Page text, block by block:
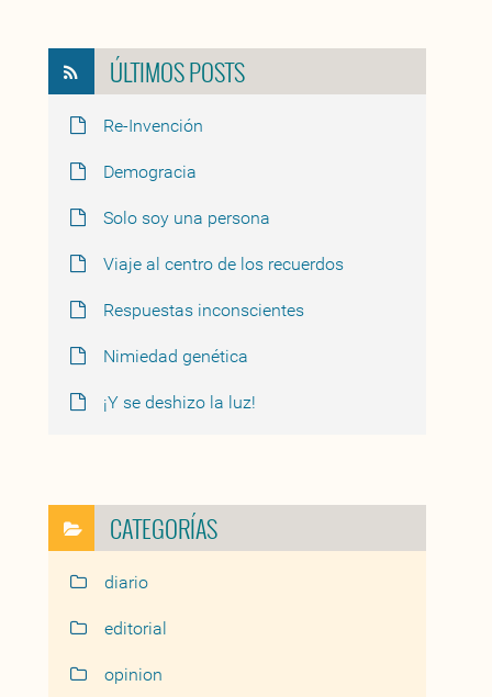
ÚLTIMOS POSTS
Re-Invención
Demogracia
Solo soy una persona
Viaje al centro de los recuerdos
Respuestas inconscientes
Nimiedad genética
¡Y se deshizo la luz!
CATEGORÍAS
diario
editorial
opinion